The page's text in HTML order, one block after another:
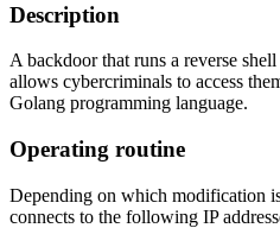
Description
A backdoor that runs a reverse
allows cybercriminals to access
Golang programming language.
Operating routine
Depending on which modification
connects to the following IP